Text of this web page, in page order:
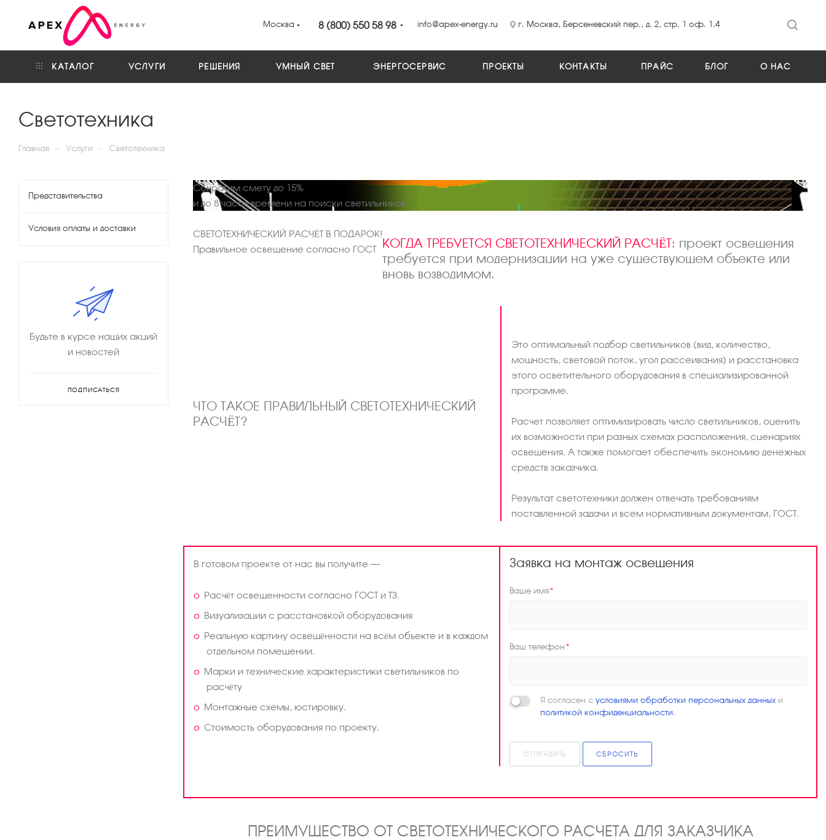
Москва 8 (800) 550 58 98 info@apex-energy.ru г. Москва, Берсеневский пер., д. 2, стр. 1 оф. 1.4
КАТАЛОГ УСЛУГИ РЕШЕНИЯ УМНЫЙ СВЕТ ЭНЕРГОСЕРВИС ПРОЕКТЫ КОНТАКТЫ ПРАЙС БЛОГ О НАС
Светотехника
Главная — Услуги — Светотехника
Сократим смету до 15%
и до 8 часов времени на поиски светильников
СВЕТОТЕХНИЧЕСКИЙ РАСЧЁТ В ПОДАРОК!
Правильное освещение согласно ГОСТ
КОГДА ТРЕБУЕТСЯ СВЕТОТЕХНИЧЕСКИЙ РАСЧЁТ: проект освещения
требуется при модернизации на уже существующем объекте или
вновь возводимом.
ЧТО ТАКОЕ ПРАВИЛЬНЫЙ СВЕТОТЕХНИЧЕСКИЙ
РАСЧЁТ?
Это оптимальный подбор светильников (вид, количество,
мощность, световой поток, угол рассеивания) и расстановка
этого осветительного оборудования в специализированной
программе.
Расчет позволяет оптимизировать число светильников, оценить
их возможности при разных схемах расположения, сценариях
освещения. А также помогает обеспечить экономию денежных
средств заказчика.
Результат светотехники должен отвечать требованиям
поставленной задачи и всем нормативным документам, ГОСТ.
В готовом проекте от нас вы получите –
Расчёт освещенности согласно ГОСТ и ТЗ.
Визуализации с расстановкой оборудования
Реальную картину освещённости на всём объекте и в каждом
отдельном помещении.
Марки и технические характеристики светильников по
расчёту
Монтажные схемы, юстировку.
Стоимость оборудования по проекту.
Заявка на монтаж освещения
Ваше имя*
Ваш телефон *
Я согласен с условиями обработки персональных данных и
политикой конфиденциальности.
ОТПРАВИТЬ СБРОСИТЬ
ПРЕИМУЩЕСТВО ОТ СВЕТОТЕХНИЧЕСКОГО РАСЧЕТА ДЛЯ ЗАКАЗЧИКА
Представительства
Условия оплаты и доставки
Будьте в курсе наших акций
и новостей
ПОДПИСАТЬСЯ